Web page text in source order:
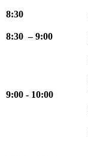
8:30
8:30 – 9:00
9:00 - 10:00